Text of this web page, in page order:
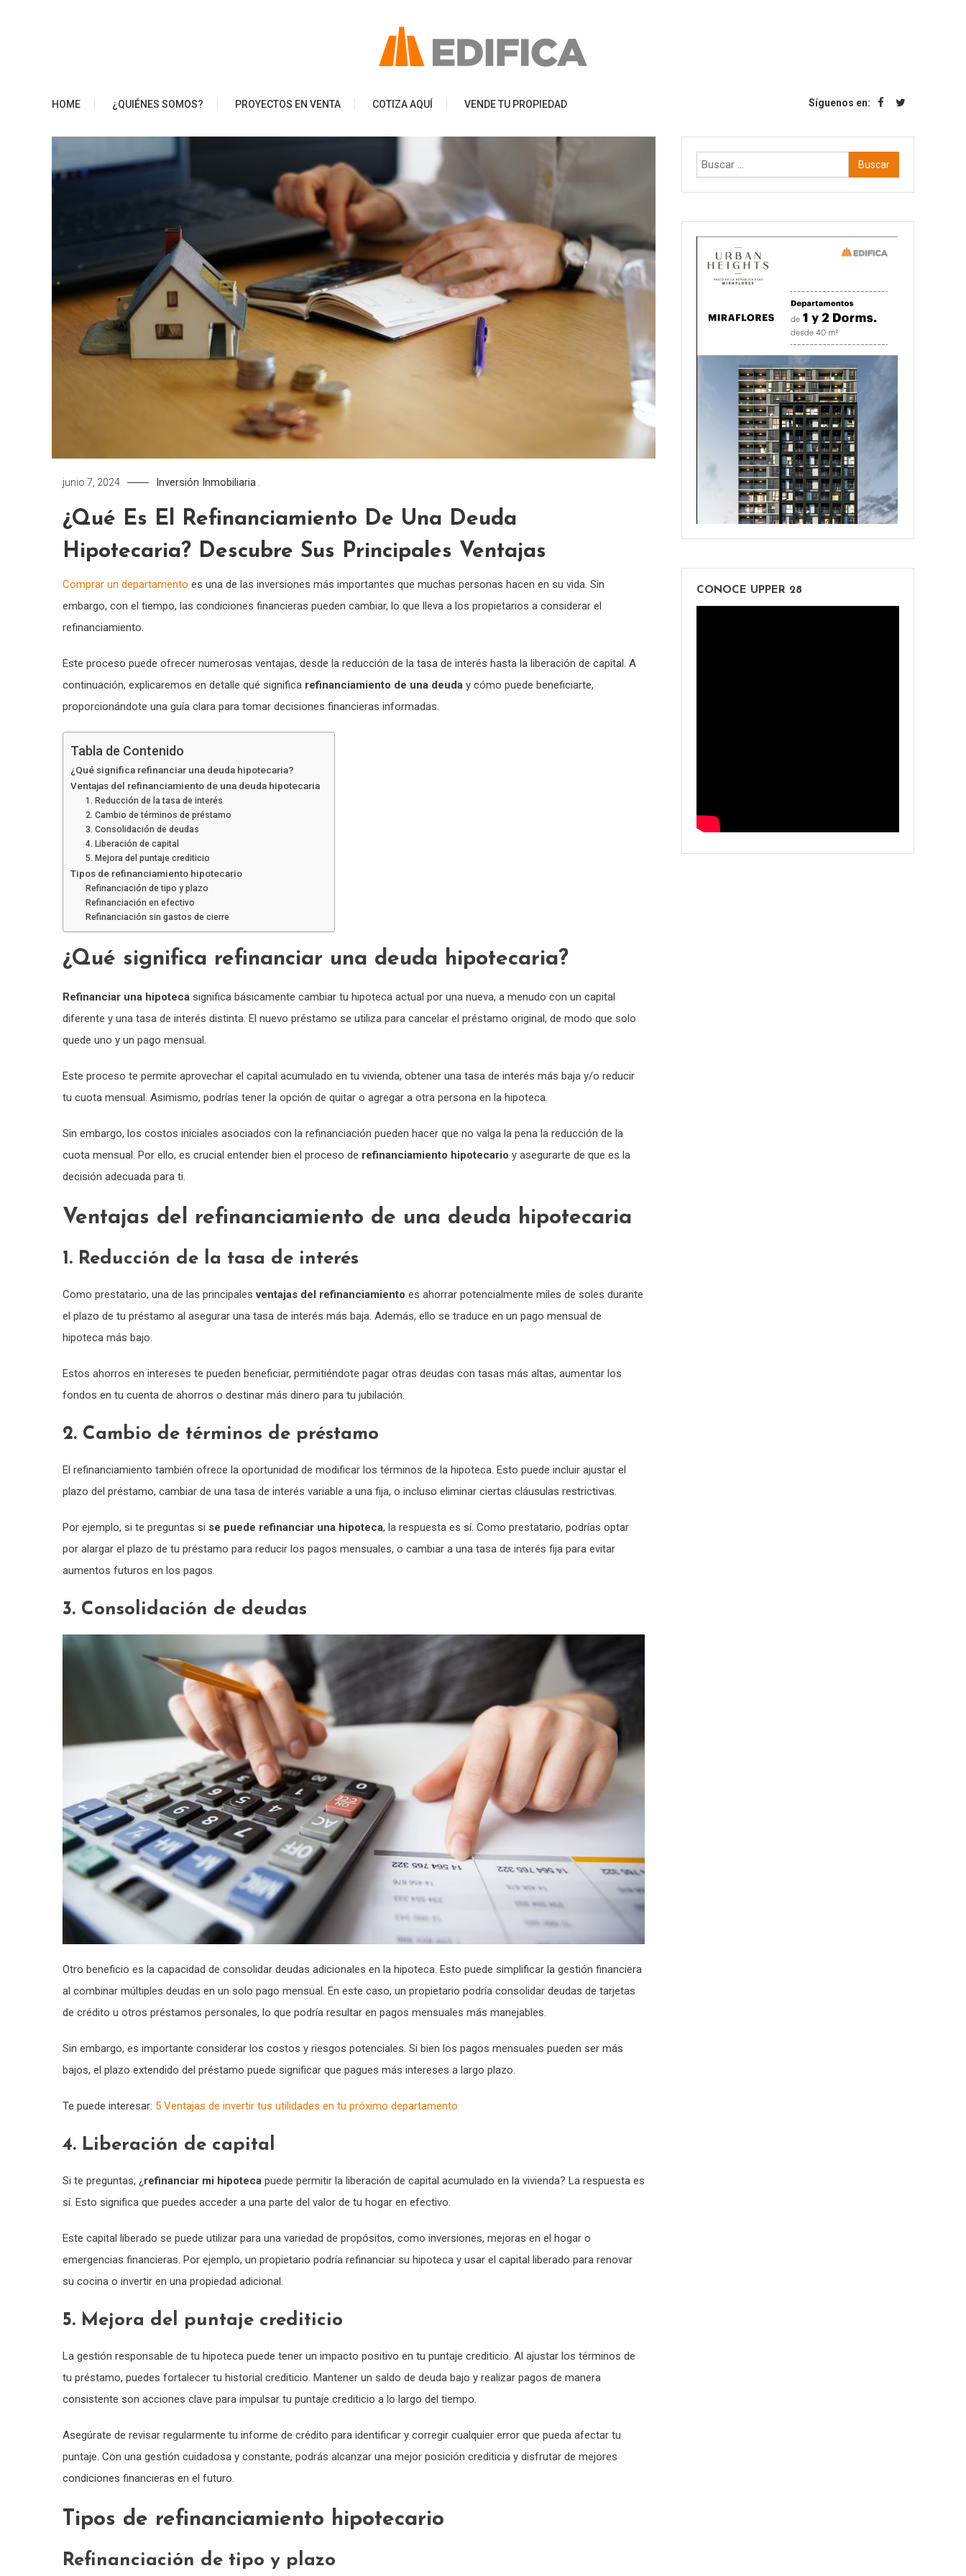
Blog Edifica
HOME ¿QUIÉNES SOMOS? PROYECTOS EN VENTA COTIZA AQUÍ VENDE TU PROPIEDAD Síguenos en:
junio 7, 2024 Inversión Inmobiliaria
¿Qué Es El Refinanciamiento De Una Deuda
Hipotecaria? Descubre Sus Principales Ventajas
Comprar un departamento es una de las inversiones más importantes que muchas personas hacen en su vida. Sin
embargo, con el tiempo, las condiciones financieras pueden cambiar, lo que lleva a los propietarios a considerar el
refinanciamiento.
Este proceso puede ofrecer numerosas ventajas, desde la reducción de la tasa de interés hasta la liberación de capital. A
continuación, explicaremos en detalle qué significa refinanciamiento de una deuda y cómo puede beneficiarte,
proporcionándote una guía clara para tomar decisiones financieras informadas.
Tabla de Contenido
¿Qué significa refinanciar una deuda hipotecaria?
Ventajas del refinanciamiento de una deuda hipotecaria
1. Reducción de la tasa de interés
2. Cambio de términos de préstamo
3. Consolidación de deudas
4. Liberación de capital
5. Mejora del puntaje crediticio
Tipos de refinanciamiento hipotecario
Refinanciación de tipo y plazo
Refinanciación en efectivo
Refinanciación sin gastos de cierre
¿Qué significa refinanciar una deuda hipotecaria?
Refinanciar una hipoteca significa básicamente cambiar tu hipoteca actual por una nueva, a menudo con un capital
diferente y una tasa de interés distinta. El nuevo préstamo se utiliza para cancelar el préstamo original, de modo que solo
quede uno y un pago mensual.
Este proceso te permite aprovechar el capital acumulado en tu vivienda, obtener una tasa de interés más baja y/o reducir
tu cuota mensual. Asimismo, podrías tener la opción de quitar o agregar a otra persona en la hipoteca.
Sin embargo, los costos iniciales asociados con la refinanciación pueden hacer que no valga la pena la reducción de la
cuota mensual. Por ello, es crucial entender bien el proceso de refinanciamiento hipotecario y asegurarte de que es la
decisión adecuada para ti.
Ventajas del refinanciamiento de una deuda hipotecaria
1. Reducción de la tasa de interés
Como prestatario, una de las principalesventajas del refinanciamiento es ahorrar potencialmente miles de soles durante
el plazo de tu préstamo al asegurar una tasa de interés más baja. Además, ello se traduce en un pago mensual de
hipoteca más bajo.
Estos ahorros en intereses te pueden beneficiar, permitiéndote pagar otras deudas con tasas más altas, aumentar los
fondos en tu cuenta de ahorros o destinar más dinero para tu jubilación.
2. Cambio de términos de préstamo
El refinanciamiento también ofrece la oportunidad de modificar los términos de la hipoteca. Esto puede incluir ajustar el
plazo del préstamo, cambiar de una tasa de interés variable a una fija, o incluso eliminar ciertas cláusulas restrictivas.
Por ejemplo, si te preguntas si se puede refinanciar una hipoteca, la respuesta es sí. Como prestatario, podrías optar
por alargar el plazo de tu préstamo para reducir los pagos mensuales, o cambiar a una tasa de interés fija para evitar
aumentos futuros en los pagos.
3. Consolidación de deudas
Otro beneficio es la capacidad de consolidar deudas adicionales en la hipoteca. Esto puede simplificar la gestión financiera
al combinar múltiples deudas en un solo pago mensual. En este caso, un propietario podría consolidar deudas de tarjetas
de crédito u otros préstamos personales, lo que podría resultar en pagos mensuales más manejables.
Sin embargo, es importante considerar los costos y riesgos potenciales. Si bien los pagos mensuales pueden ser más
bajos, el plazo extendido del préstamo puede significar que pagues más intereses a largo plazo.
Te puede interesar: 5 Ventajas de invertir tus utilidades en tu próximo departamento
4. Liberación de capital
Si te preguntas, ¿ refinanciar mi hipoteca puede permitir la liberación de capital acumulado en la vivienda? La respuesta es
sí. Esto significa que puedes acceder a una parte del valor de tu hogar en efectivo.
Este capital liberado se puede utilizar para una variedad de propósitos, como inversiones, mejoras en el hogar o
emergencias financieras. Por ejemplo, un propietario podría refinanciar su hipoteca y usar el capital liberado para renovar
su cocina o invertir en una propiedad adicional.
5. Mejora del puntaje crediticio
La gestión responsable de tu hipoteca puede tener un impacto positivo en tu puntaje crediticio. Al ajustar los términos de
tu préstamo, puedes fortalecer tu historial crediticio. Mantener un saldo de deuda bajo y realizar pagos de manera
consistente son acciones clave para impulsar tu puntaje crediticio a lo largo del tiempo.
Asegúrate de revisar regularmente tu informe de crédito para identificar y corregir cualquier error que pueda afectar tu
puntaje. Con una gestión cuidadosa y constante, podrás alcanzar una mejor posición crediticia y disfrutar de mejores
condiciones financieras en el futuro.
Tipos de refinanciamiento hipotecario
Refinanciación de tipo y plazo
Buscar:
CONOCE UPPER 28